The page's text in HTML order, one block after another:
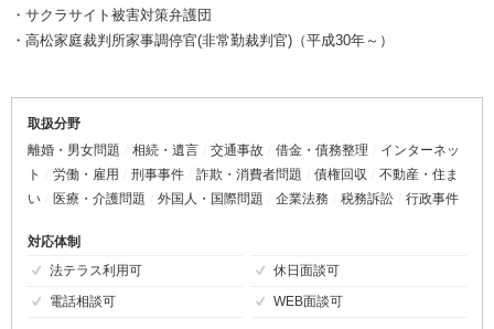
・サクラサイト被害対策弁護団
・高松家庭裁判所家事調停官(非常勤裁判官)（平成30年～）
取扱分野
離婚・男女問題
相続・遺言 交通事故 借金・債務整理
インターネッ
ト
労働・雇用 刑事事件 詐欺・消費者問題 債権回収
不動産・住ま
い
医療・介護問題 外国人・国際問題 企業法務 税務訴訟 行政事件
対応体制
法テラス利用可
休日面談可
電話相談可
WEB面談可